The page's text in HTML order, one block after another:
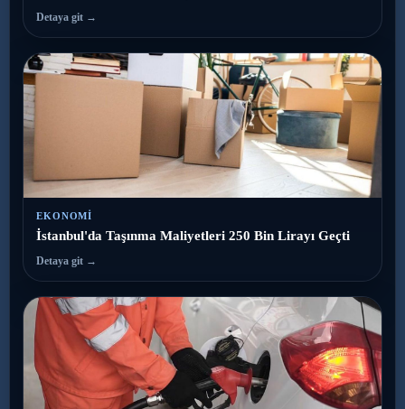
Detaya git →
EKONOMI
İstanbul'da Taşınma Maliyetleri 250 Bin Lirayı Geçti
Detaya git →